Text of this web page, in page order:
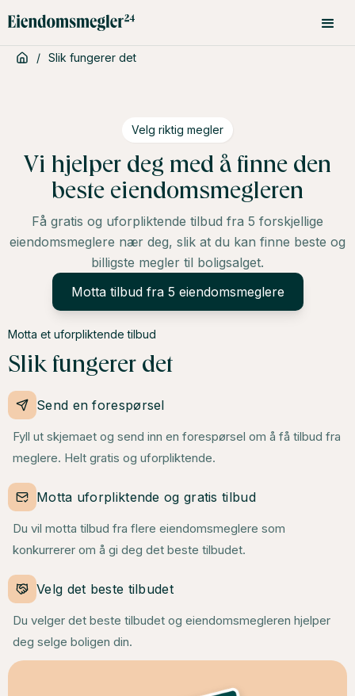
/ Slik fungerer det
Velg riktig megler
Vi hjelper deg med å finne den
beste eiendomsmegleren
Få gratis og uforpliktende tilbud fra 5 forskjellige
eiendomsmeglere nær deg, slik at du kan finne beste og
billigste megler til boligsalget.
Motta tilbud fra 5 eiendomsmeglere
Motta et uforpliktende tilbud
Slik fungerer det
Send en forespørsel
Fyll ut skjemaet og send inn en forespørsel om å få tilbud fra
meglere. Helt gratis og uforpliktende.
Motta uforpliktende og gratis tilbud
Du vil motta tilbud fra flere eiendomsmeglere som
konkurrerer om å gi deg det beste tilbudet.
Velg det beste tilbudet
Du velger det beste tilbudet og eiendomsmegleren hjelper
deg selge boligen din.